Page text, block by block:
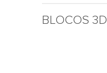
BLOCOS 3D